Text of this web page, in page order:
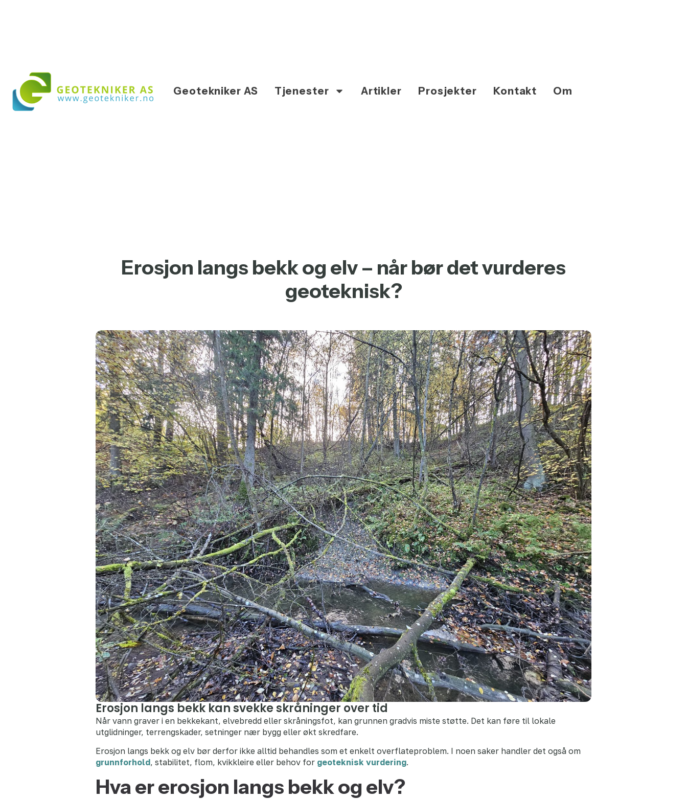
Geotekniker AS Tjenester Artikler Prosjekter Kontakt Om
Erosjon langs bekk og elv – når bør det vurderes
geoteknisk?
Erosjon langs bekk kan svekke skråninger over tid
Når vann graver i en bekkekant, elvebredd eller skråningsfot, kan grunnen gradvis miste støtte. Det kan føre til lokale
utglidninger, terrengskader, setninger nær bygg eller økt skredfare.
Erosjon langs bekk og elv bør derfor ikke alltid behandles som et enkelt overflateproblem. I noen saker handler det også om
grunnforhold, stabilitet, flom, kvikkleire eller behov for geoteknisk vurdering.
Hva er erosjon langs bekk og elv?